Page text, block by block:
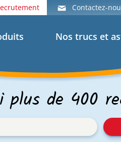
plus de 400
Contactez-
Nos trucs et